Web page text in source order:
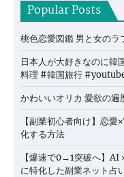
Popular Posts
桃色恋愛図鑑 男と女のラ
日本人が大好きなのに
料理 #韓国旅行
かわいいオリカ 愛欲の遍
【副業初心者向け】恋
化する方法
【爆速で0→1突破へ】AI
に特化した副業ネット占